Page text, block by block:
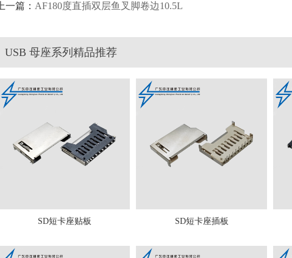
上一篇： AF180度直插双层鱼叉脚卷边10.5L
USB 母座系列精品推荐
SD短卡座贴板 SD短卡座插板